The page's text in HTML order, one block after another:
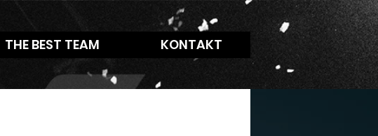
THE BEST TEAM KONTAKT